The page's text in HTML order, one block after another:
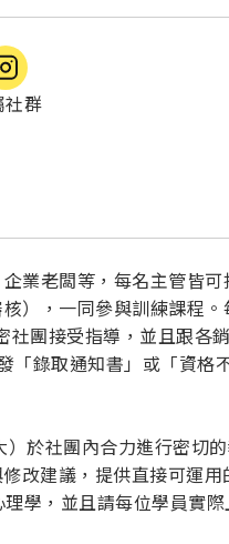
社群
業老闆等，每名主管皆
），一同參與訓練課程
團接受指導，並且跟各
「錄取通知書」或「資格
於社團內合力進行密切
改建議，提供直接可運用
學，並且請每位學員實